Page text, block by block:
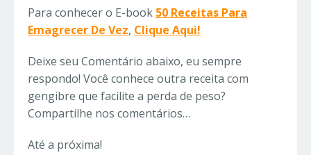
Para conhecer o E-book 50 Receitas Para
Emagrecer De Vez, Clique Aqui!
Deixe seu Comentário abaixo, eu sempre
respondo! Você conhece outra receita com
gengibre que facilite a perda de peso?
Compartilhe nos comentários…
Até a próxima!